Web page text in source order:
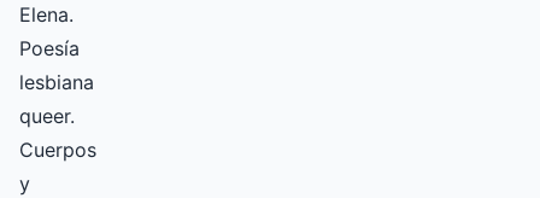
Elena.
Poesía
lesbiana
queer.
Cuerpos
y